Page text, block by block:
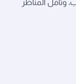
وتأمّل المناظر